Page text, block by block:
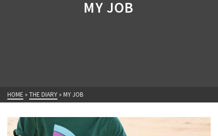
MY JOB
HOME » THE DIARY » MY JOB